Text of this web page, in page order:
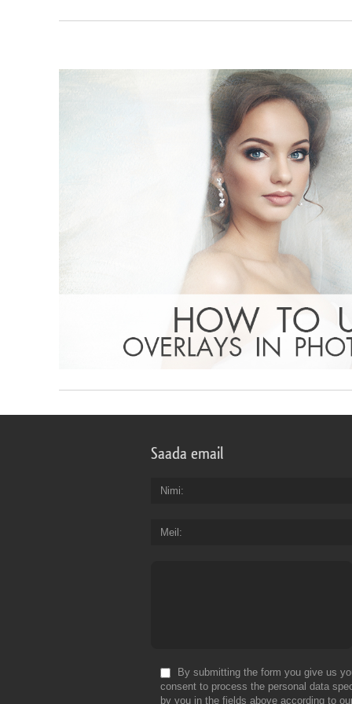
Saada email
Nimi
Meil
By submitting the form you give us
consent to process the personal data
by you in the fields above according to